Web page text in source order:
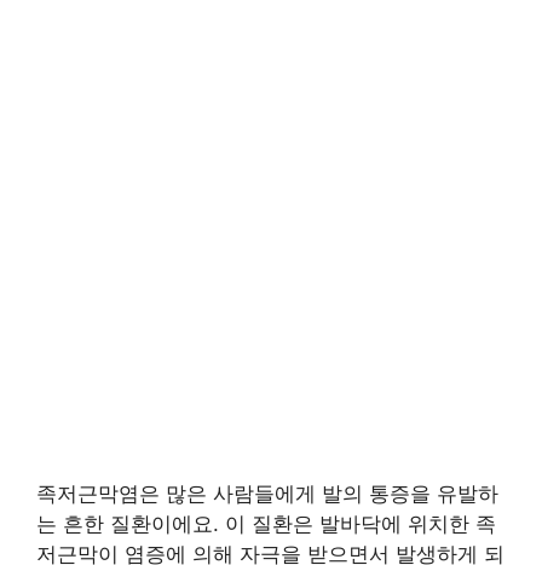
족저근막염은 많은 사람들에게 발의 통증을 유발하
는 흔한 질환이에요. 이 질환은 발바닥에 위치한 족
저근막이 염증에 의해 자극을 받으면서 발생하게 되